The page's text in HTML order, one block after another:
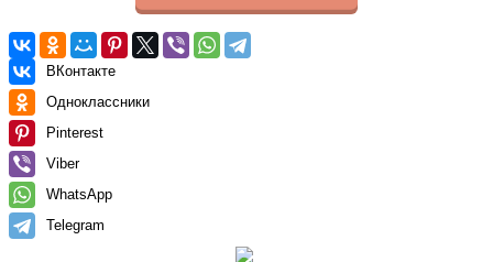
ВКонтакте
Одноклассники
Pinterest
Viber
WhatsApp
Telegram